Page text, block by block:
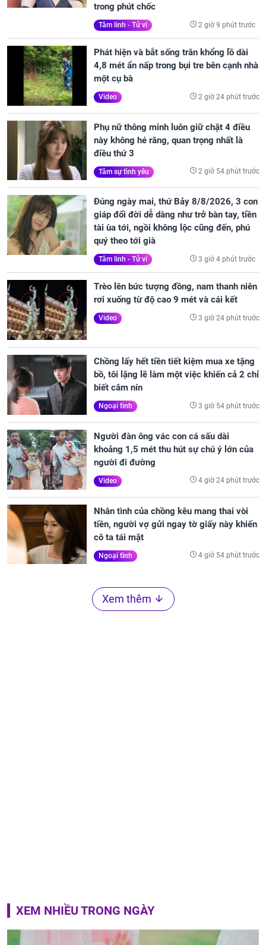
trong phút chốc
Tâm linh - Tử vi 2 giờ 9 phút trước
Phát hiện và bắt sống trăn khổng lồ dài
4,8 mét ẩn nấp trong bụi tre bên cạnh nhà
một cụ bà
Video 2 giờ 24 phút trước
Phụ nữ thông minh luôn giữ chặt 4 điều
này không hé răng, quan trọng nhất là
điều thứ 3
Tâm sự tình yêu 2 giờ 54 phút trước
Đúng ngày mai, thứ Bảy 8/8/2026, 3 con
giáp đổi đời dễ dàng như trở bàn tay, tiền
tài ùa tới, ngồi không lộc cũng đến, phú
quý theo tới già
Tâm linh - Tử vi 3 giờ 4 phút trước
Trèo lên bức tượng đồng, nam thanh niên
rơi xuống từ độ cao 9 mét và cái kết
Video 3 giờ 24 phút trước
Chồng lấy hết tiền tiết kiệm mua xe tặng
bồ, tôi lặng lẽ làm một việc khiến cả 2 chỉ
biết câm nín
Ngoại tình 3 giờ 54 phút trước
Người đàn ông vác con cá sấu dài
khoảng 1,5 mét thu hút sự chú ý lớn của
người đi đường
Video 4 giờ 24 phút trước
Nhân tình của chồng kêu mang thai vòi
tiền, người vợ gửi ngay tờ giấy này khiến
cô ta tái mặt
Ngoại tình 4 giờ 54 phút trước
Xem thêm
XEM NHIỀU TRONG NGÀY